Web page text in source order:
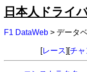
日本人ドライ
F1 DataWeb > データ
[レース][チ